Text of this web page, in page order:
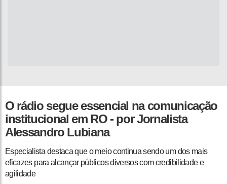
O rádio segue essencial na comunicação
institucional em RO - por Jornalista
Alessandro Lubiana
Especialista destaca que o meio continua sendo um dos mais
eficazes para alcançar públicos diversos com credibilidade e
agilidade